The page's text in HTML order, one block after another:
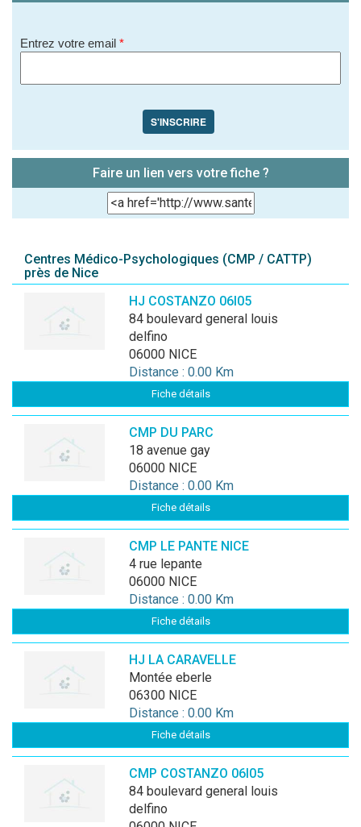
Entrez votre email *
S'INSCRIRE
Faire un lien vers votre fiche ?
Centres Médico-Psychologiques (CMP / CATTP)
près de Nice
HJ COSTANZO 06I05
84 boulevard general louis
delfino
06000 NICE
Distance : 0.00 Km
Fiche détails
CMP DU PARC
18 avenue gay
06000 NICE
Distance : 0.00 Km
Fiche détails
CMP LE PANTE NICE
4 rue lepante
06000 NICE
Distance : 0.00 Km
Fiche détails
HJ LA CARAVELLE
montée eberle
06300 NICE
Distance : 0.00 Km
Fiche détails
CMP COSTANZO 06I05
84 boulevard general louis
delfino